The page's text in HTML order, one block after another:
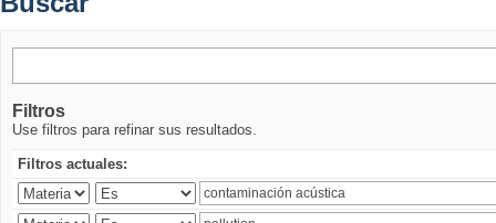
Filtros
Use filtros para refinar sus resultados.
Filtros actuales: